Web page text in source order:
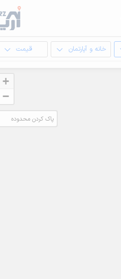
خانه و آپارتمان قیمت
+
−
پاک کردن محدوده